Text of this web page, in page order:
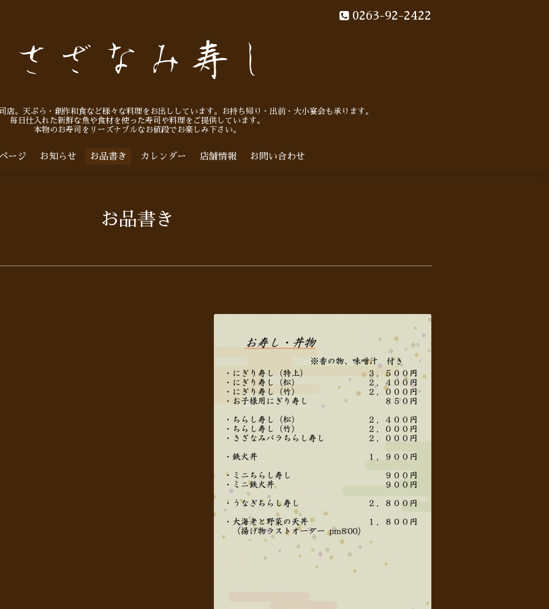
0263-92-2422
店。天ぷら・創作和食など様々な料理をお出ししています。お持ち帰り・出前・大小宴会も承ります。
毎日仕入れた新鮮な魚や食材を使った寿司や料理をご提供しています。
本物のお寿司をリーズナブルなお値段でお楽しみ下さい。
ージ お知らせ お品書き カレンダー 店舗情報 お問い合わせ
お品書き